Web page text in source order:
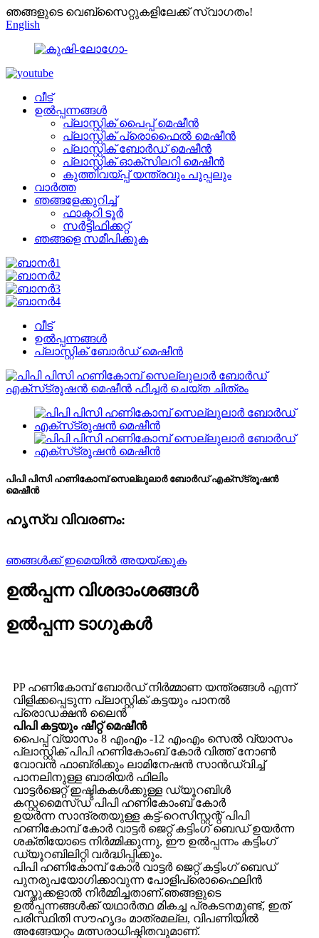
ഞങ്ങളുടെ വെബ്സൈറ്റുകളിലേക്ക് സ്വാഗതം!
English
വീട്
ഉൽപ്പന്നങ്ങൾ
പ്ലാസ്റ്റിക് പൈപ്പ് മെഷീൻ
പ്ലാസ്റ്റിക് പ്രൊഫൈൽ മെഷീൻ
പ്ലാസ്റ്റിക് ബോർഡ് മെഷീൻ
പ്ലാസ്റ്റിക് ഓക്സിലറി മെഷീൻ
കുത്തിവയ്പ്പ് യന്ത്രവും പൂപ്പലും
വാർത്ത
ഞങ്ങളേക്കുറിച്ച്
ഫാക്ടറി ടൂർ
സർട്ടിഫിക്കറ്റ്
ഞങ്ങളെ സമീപിക്കുക
വീട്
ഉൽപ്പന്നങ്ങൾ
പ്ലാസ്റ്റിക് ബോർഡ് മെഷീൻ
പിപി പിസി ഹണികോമ്പ് സെല്ലുലാർ ബോർഡ് എക്‌സ്‌ട്രൂഷൻ
മെഷീൻ
ഹൃസ്വ വിവരണം:
ഞങ്ങൾക്ക് ഇമെയിൽ അയയ്ക്കുക
ഉൽപ്പന്ന വിശദാംശങ്ങൾ
ഉൽപ്പന്ന ടാഗുകൾ
PP ഹണികോമ്പ് ബോർഡ് നിർമ്മാണ യന്ത്രങ്ങൾ എന്ന്
വിളിക്കപ്പെടുന്ന പ്ലാസ്റ്റിക് കട്ടയും പാനൽ
പ്രൊഡക്ഷൻ ലൈൻ
പിപി കട്ടയും ഷീറ്റ് മെഷീൻ
പൈപ്പ് വ്യാസം 8 എംഎം -12 എംഎം സെൽ വ്യാസം
പ്ലാസ്റ്റിക് പിപി ഹണികോംബ് കോർ വിത്ത് നോൺ
വോവൻ ഫാബ്രിക്കും ലാമിനേഷൻ സാൻഡ്‌വിച്ച്
പാനലിനുള്ള ബാരിയർ ഫിലിം
വാട്ടർജെറ്റ് ഇഷ്ടികകൾക്കുള്ള ഡ്യൂറബിൾ
കസ്റ്റമൈസ്ഡ് പിപി ഹണികോംബ് കോർ
ഉയർന്ന സാന്ദ്രതയുള്ള കട്ട്-റെസിസ്റ്റന്റ് പിപി
ഹണികോമ്പ് കോർ വാട്ടർ ജെറ്റ് കട്ടിംഗ് ബെഡ് ഉയർന്ന
ശക്തിയോടെ നിർമ്മിക്കുന്നു, ഈ ഉൽപ്പന്നം കട്ടിംഗ്
ഡ്യൂറബിലിറ്റി വർദ്ധിപ്പിക്കും.
പിപി ഹണികോമ്പ് കോർ വാട്ടർ ജെറ്റ് കട്ടിംഗ് ബെഡ്
പുനരുപയോഗിക്കാവുന്ന പോളിപ്രൊഫൈലിൻ
വസ്തുക്കളാൽ നിർമ്മിച്ചതാണ്.ഞങ്ങളുടെ
ഉൽപ്പന്നങ്ങൾക്ക് യഥാർത്ഥ മികച്ച പ്രകടനമുണ്ട്, ഇത്
പരിസ്ഥിതി സൗഹൃദം മാത്രമല്ല, വിപണിയിൽ
അങ്ങേയറ്റം മത്സരാധിഷ്ഠിതവുമാണ്.